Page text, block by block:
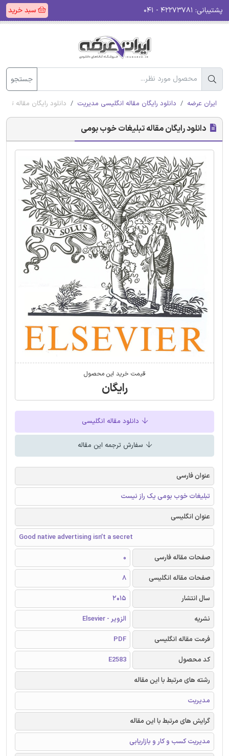
پشتیبانی: سبد خرید
جستجو
ایران عرضه دانلود رایگان مقاله انگلیسی مدیریت دانلود رایگان مقاله
دانلود رایگان مقاله تبلیغات خوب بومی
قیمت خرید این محصول
رایگان
دانلود مقاله انگلیسی
سفارش ترجمه این مقاله
عنوان فارسی
تبلیغات خوب بومی یک راز نیست
عنوان انگلیسی
Good native advertising isn’t a secret
صفحات مقاله فارسی
0
صفحات مقاله انگلیسی
8
سال انتشار
2015
نشریه
الزویر - Elsevier
فرمت مقاله انگلیسی
PDF
کد محصول
E2583
رشته های مرتبط با این مقاله
مدیریت
گرایش های مرتبط با این مقاله
مدیریت کسب و کار و بازاریابی